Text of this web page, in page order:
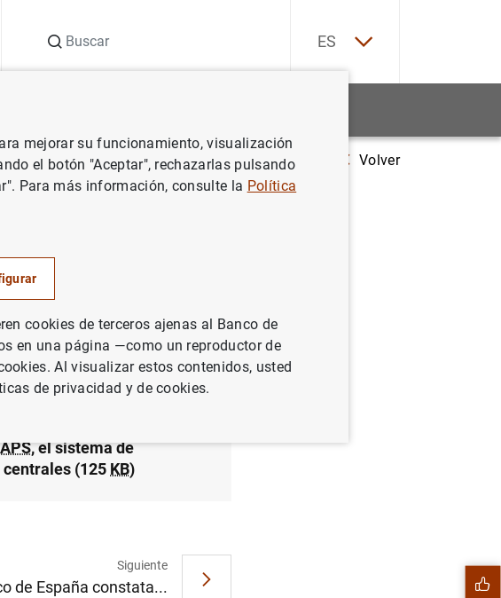
ES
El banco central de Finlandia ya es usuario de , el sistema de gestión de
Volver
, el sistema de
(125 KB)
Siguiente
de España constata...
mejorar su funcionamiento, visualización
el botón "Aceptar", rechazarlas pulsando
Para más información, consulte la Política
cookies de terceros ajenas al Banco de
en una página —como un reproductor de
Al visualizar estos contenidos, usted
de privacidad y de cookies.